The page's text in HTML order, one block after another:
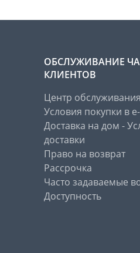
ОБСЛУЖИВАНИЕ
КЛИЕНТОВ
Центр
Условия покупки в
Доставка на дом -
доставки
Право на возврат
Рассрочка
Часто задаваемые
Доступность